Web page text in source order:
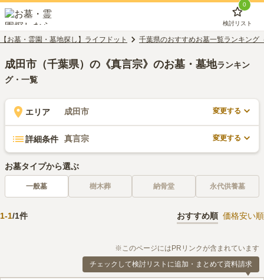
0
検討リスト
【お墓・霊園・墓地探し】ライフドット 千葉県のおすすめお墓一覧ランキング
成田市（千葉県）の《真言宗》のお墓・墓地ランキン
グ・一覧
エリア 成田市 変更する
詳細条件 真言宗 変更する
お墓タイプから選ぶ
一般墓 樹木葬 納骨堂 永代供養墓
1-1/1件 おすすめ順 価格安い順
※このページにはPRリンクが含まれています
チェックして検討リストに追加・まとめて資料請求